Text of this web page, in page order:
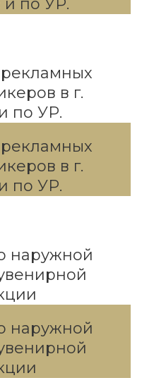
и по УР.
в г.
по УР.
в г.
по УР.
наружной
наружной